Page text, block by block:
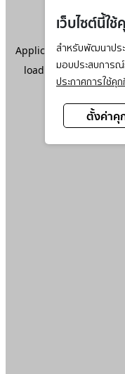
เว็บไซต์นี้ใช้
สำหรับพัฒนาประ
มอบประสบการ
ประกาศการใช้คุก
ตั้งค่าคุ
Application error: a
loading